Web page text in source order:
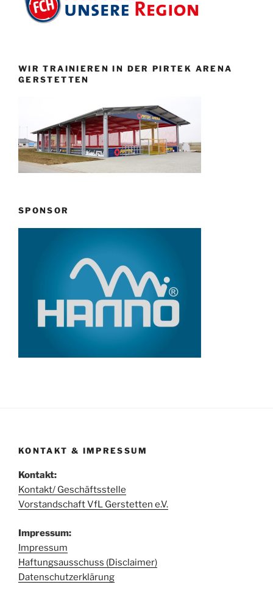
WIR TRAINIEREN IN DER PIRTEK ARENA
GERSTETTEN
SPONSOR
KONTAKT & IMPRESSUM
Kontakt:
Kontakt/ Geschäftsstelle
Vorstandschaft VfL Gerstetten e.V.
Impressum:
Impressum
Haftungsausschuss (Disclaimer)
Datenschutzerklärung